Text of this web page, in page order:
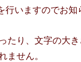
いますのでお知
たり、文字の大
ません。